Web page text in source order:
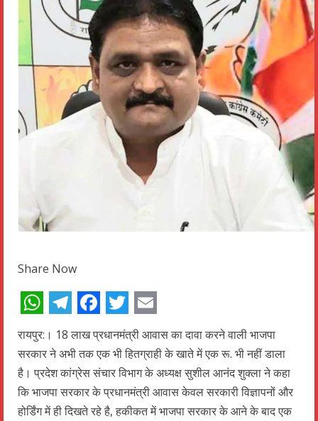
Share Now
WhatsApp
Telegram
Facebook
Twitter
Email
रायपुर:। 18 लाख प्रधानमंत्री आवास का दावा करने वाली भाजपा
सरकार ने अभी तक एक भी हितग्राही के खाते में एक रू. भी नहीं डाला
है। प्रदेश कांग्रेस संचार विभाग के अध्यक्ष सुशील आनंद शुक्ला ने कहा
कि भाजपा सरकार के प्रधानमंत्री आवास केवल सरकारी विज्ञापनों और
होर्डिंग में ही दिखते रहे है, हकीकत में भाजपा सरकार के आने के बाद एक